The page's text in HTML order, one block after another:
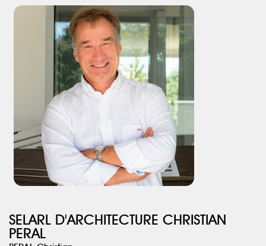
de la construction dissimule un long travail d’études d’articulation
de chaque espace, en favorisant en permanence les liaisons
dedans-dehors. Cette réalisation propice au bien-être de ses
occupants efface les frontières entre l’extérieur et l’intérieur de
l’habitation, permettant d’intégrer le jardin et la piscine dans la
composition globale.
SELARL D'ARCHITECTURE CHRISTIAN
PERAL